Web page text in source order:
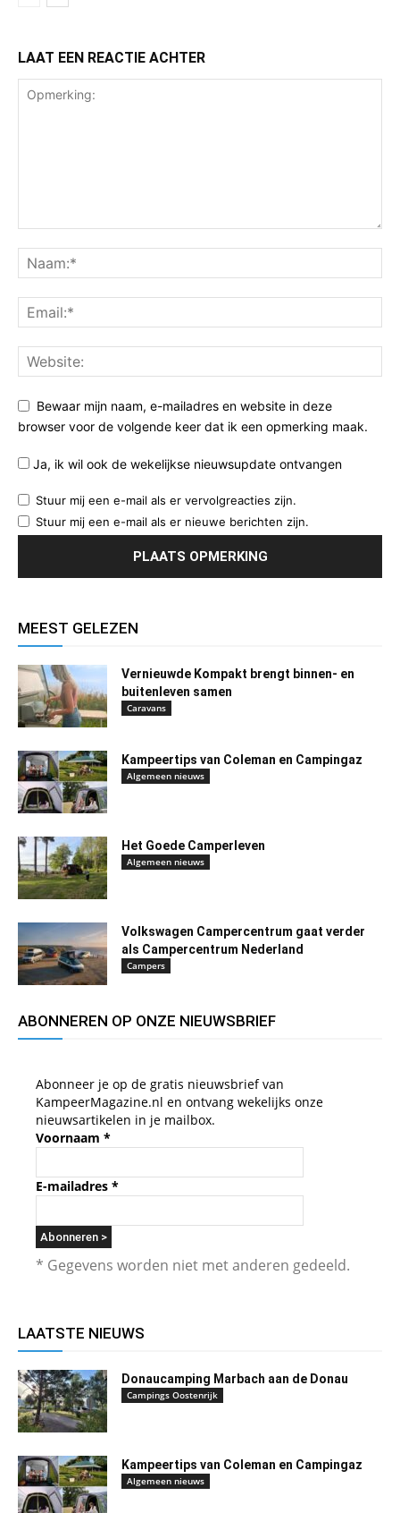
LAAT EEN REACTIE ACHTER
Bewaar mijn naam, e-mailadres en website in deze
browser voor de volgende keer dat ik een opmerking maak.
Ja, ik wil ook de wekelijkse nieuwsupdate ontvangen
Stuur mij een e-mail als er vervolgreacties zijn.
Stuur mij een e-mail als er nieuwe berichten zijn.
MEEST GELEZEN
Vernieuwde Kompakt brengt binnen- en
buitenleven samen
Caravans
Kampeertips van Coleman en Campingaz
Algemeen nieuws
Het Goede Camperleven
Algemeen nieuws
Volkswagen Campercentrum gaat verder
als Campercentrum Nederland
Campers
ABONNEREN OP ONZE NIEUWSBRIEF
Abonneer je op de gratis nieuwsbrief van
KampeerMagazine.nl en ontvang wekelijks onze
nieuwsartikelen in je mailbox.
Voornaam *
E-mailadres *
* Gegevens worden niet met anderen gedeeld.
LAATSTE NIEUWS
Donaucamping Marbach aan de Donau
Campings Oostenrijk
Kampeertips van Coleman en Campingaz
Algemeen nieuws